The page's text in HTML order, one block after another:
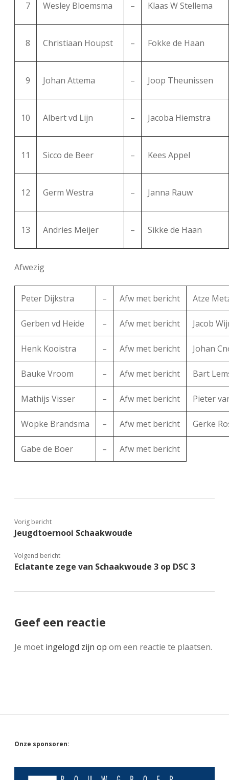
7 Wesley Bloemsma – Klaas W Stellema
8 Christiaan Houpst – Fokke de Haan
9 Johan Attema – Joop Theunissen
10 Albert vd Lijn – Jacoba Hiemstra
11 Sicco de Beer – Kees Appel
12 Germ Westra – Janna Rauw
13 Andries Meijer – Sikke de Haan
Afwezig
Peter Dijkstra – Afw met bericht Atze
Gerben vd Heide – Afw met bericht Jacob
Henk Kooistra – Afw met bericht Johan
Bauke Vroom – Afw met bericht Bart
Mathijs Visser – Afw met bericht Pieter
Wopke Brandsma – Afw met bericht Gerke
Gabe de Boer – Afw met bericht
Vorig bericht
Jeugdtoernooi Schaakwoude
Volgend bericht
Eclatante zege van Schaakwoude 3 op DSC 3
Geef een reactie
Je moet ingelogd zijn op om een reactie te plaatsen.
Sidebar
Onze sponsoren: